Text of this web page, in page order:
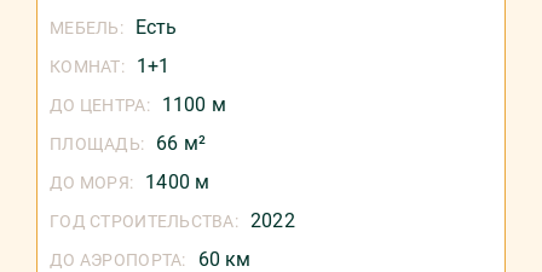
МЕБЕЛЬ: Есть
КОМНАТ: 1+1
ДО ЦЕНТРА: 1100 м
ПЛОЩАДЬ: 66 м²
ДО МОРЯ: 1400 м
ГОД СТРОИТЕЛЬСТВА: 2022
ДО АЭРОПОРТА: 60 км